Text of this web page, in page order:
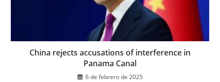
China rejects accusations of interference in
Panama Canal
6 de febrero de 2025